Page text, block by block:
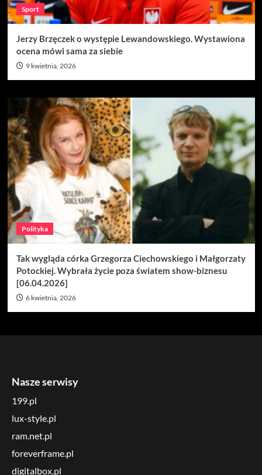
Sport
Jerzy Brzęczek o występie Lewandowskiego. Wystawiona
ocena mówi sama za siebie
9 kwietnia, 2026
Polityka
Tak wygląda córka Grzegorza Ciechowskiego i Małgorzaty
Potockiej. Wybrała życie poza światem show-biznesu
[06.04.2026]
6 kwietnia, 2026
Nasze serwisy
199.pl
lux-style.pl
ram.net.pl
foreverframe.pl
digitalbox.pl